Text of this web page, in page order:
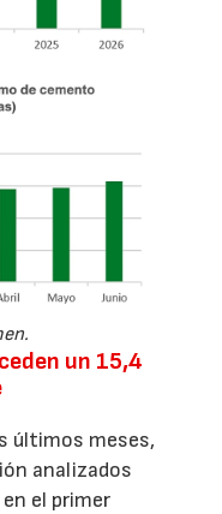
un 15,4
últimos meses,
analizados
el primer